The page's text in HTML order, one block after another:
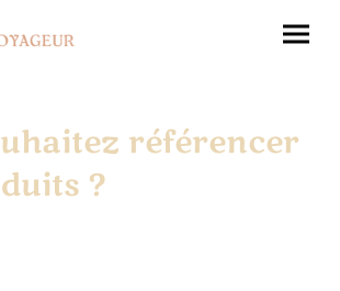
référencer
?